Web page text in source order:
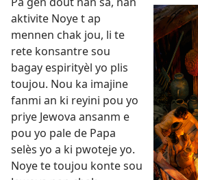
aktivite Noye t ap
mennen chak jou, li te
rete konsantre sou
bagay espirityèl yo plis
toujou. Nou ka imajine
fanmi an ki reyini pou yo
priye Jewova ansanm e
pou yo pale de Papa
selès yo a ki pwoteje yo.
Noye te toujou konte sou